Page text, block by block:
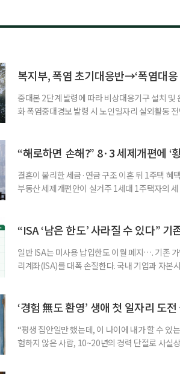
복지부, 폭염 초기대응반→‘폭염대
중대본 2단계 발령에 따라 비상대응기구 설치
화 폭염중대경보 발령 시 노인일자리 실외활동
책본부(중대본) 2단계(심각)가 발령된 이후에도
“해로하면 손해?” 8·3 세제개편에 ‘
결혼이 불리한 세금·연금 구조 이혼 뒤 1주택 혜
부동산 세제개편안이 실거주 1세대 1주택자의
부가 각자 집 한 채씩을 보유하면 한 세대가 두 채
“ISA ‘남은 한도’ 사라질 수 있다” 기
일반 ISA는 미사용 납입한도 이월 폐지…. 기존
리계좌(ISA)를 대폭 손질한다. 국내 기업과 자본
기 때문이다. 지난 3일 발표된 세제개편안이 국회
‘경험 無도 환영’ 생애 첫 일자리 도전
“평생 집안일만 했는데, 이 나이에 내가 할 수 있
험하지 않은 사람, 10~20년의 경력 단절로 사실